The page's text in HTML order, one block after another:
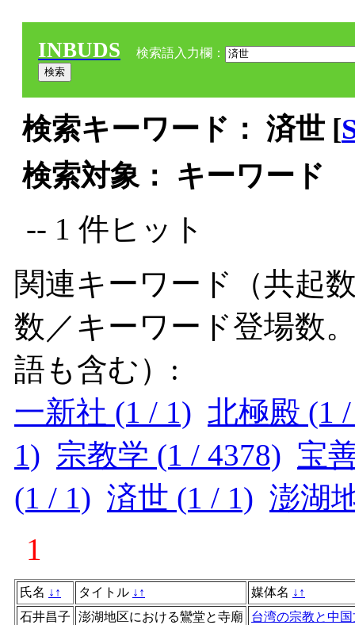
INBUDS 検索語入力欄：
検索キーワード： 済世 [
検索対象： キーワード
-- 1 件ヒット
関連キーワード（共起
数／キーワード登場数
語も含む）:
一新社 (1 / 1) 北極殿 (1
1) 宗教学 (1 / 4378) 宝
(1 / 1) 済世 (1 / 1) 澎湖
1
氏名 ↓ ↑ タイトル ↓ ↑ 媒体名 ↓ ↑
石井昌子
澎湖地区における鸞堂と寺廟 台湾の宗教と中